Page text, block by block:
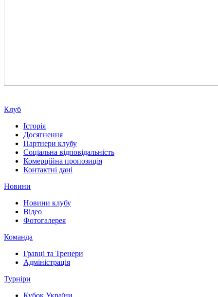
Клуб
Історія
Досягнення
Партнери клубу
Соціальна відповідальність
Комерційна пропозиція
Контактні дані
Новини
Новини клубу
Відео
Фотогалерея
Команда
Гравці та Тренери
Адміністрація
Турніри
Кубок України